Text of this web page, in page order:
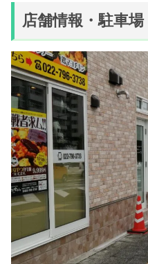
店舗情報・駐車場